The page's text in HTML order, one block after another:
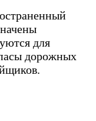
для
дорожных